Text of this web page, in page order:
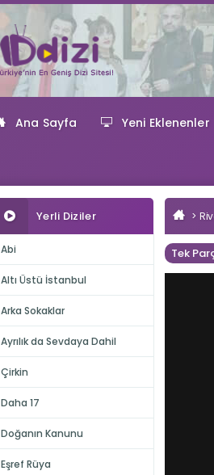
Ana Sayfa Yeni Eklenenler
Yerli Diziler
Abi
Altı Üstü İstanbul
Arka Sokaklar
Ayrılık da Sevdaya Dahil
Çirkin
Daha 17
Doğanın Kanunu
Eşref Rüya
Tek